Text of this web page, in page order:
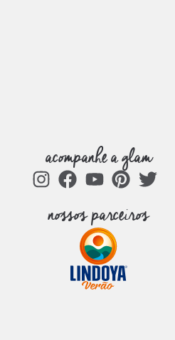
acompanhe a glam
nossos parceiros